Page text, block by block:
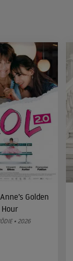
Golden
Hour
• 2026